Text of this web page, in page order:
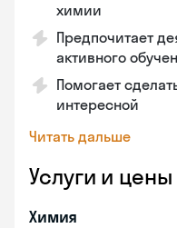
химии
Предпочитает
активного
Помогает
интересной
Читать дальше
Услуги и цены
Химия